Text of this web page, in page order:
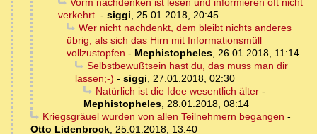
Vorm nachdenken ist lesen und informieren oft nicht
verkehrt. - siggi, 25.01.2018, 20:45
Wer nicht nachdenkt, dem bleibt nichts anderes
übrig, als sich das Hirn mit Informationsmüll
vollzustopfen - Mephistopheles, 26.01.2018, 11:14
Selbstbewußtsein hast du, das muss man dir
lassen;-) - siggi, 27.01.2018, 02:30
Natürlich ist die Idee wesentlich älter-
Mephistopheles, 28.01.2018, 08:14
Kriegsgräuel wurden von allen Teilnehmern begangen -
Otto Lidenbrock, 25.01.2018, 13:40